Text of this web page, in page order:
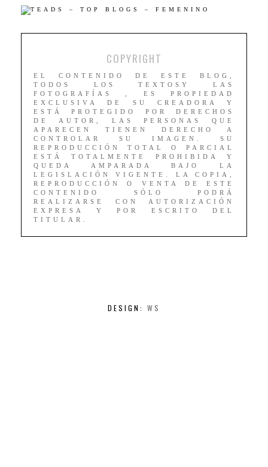
COPYRIGHT
EL CONTENIDO DE ESTE BLOG,
TODOS LOS TEXTOSY LAS
FOTOGRAFÍAS , ES PROPIEDAD
EXCLUSIVA DE SU CREADORA Y
ESTÁ PROTEGIDO POR DERECHOS
DE AUTOR, LAS PERSONAS QUE
APARECEN TIENEN DERECHO A
CONTROLAR SU IMAGEN. SU
REPRODUCCIÓN TOTAL O PARCIAL
ESTÁ TOTALMENTE PROHIBIDA Y
QUEDA AMPARADA BAJO LA
LEGISLACIÓN VIGENTE. LA COPIA,
REPRODUCCIÓN O VENTA DE ESTE
CONTENIDO SÓLO PODRÁ
REALIZARSE CON AUTORIZACIÓN
EXPRESA Y POR ESCRITO DEL
TITULAR.
DESIGN: WS